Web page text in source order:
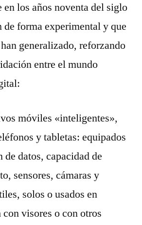
en los años noventa del siglo
de forma experimental y que
generalizado, reforzando
entre el mundo
móviles «inteligentes»,
y tabletas: equipados
de datos, capacidad de
sensores, cámaras y
solos o usados en
visores o con otros